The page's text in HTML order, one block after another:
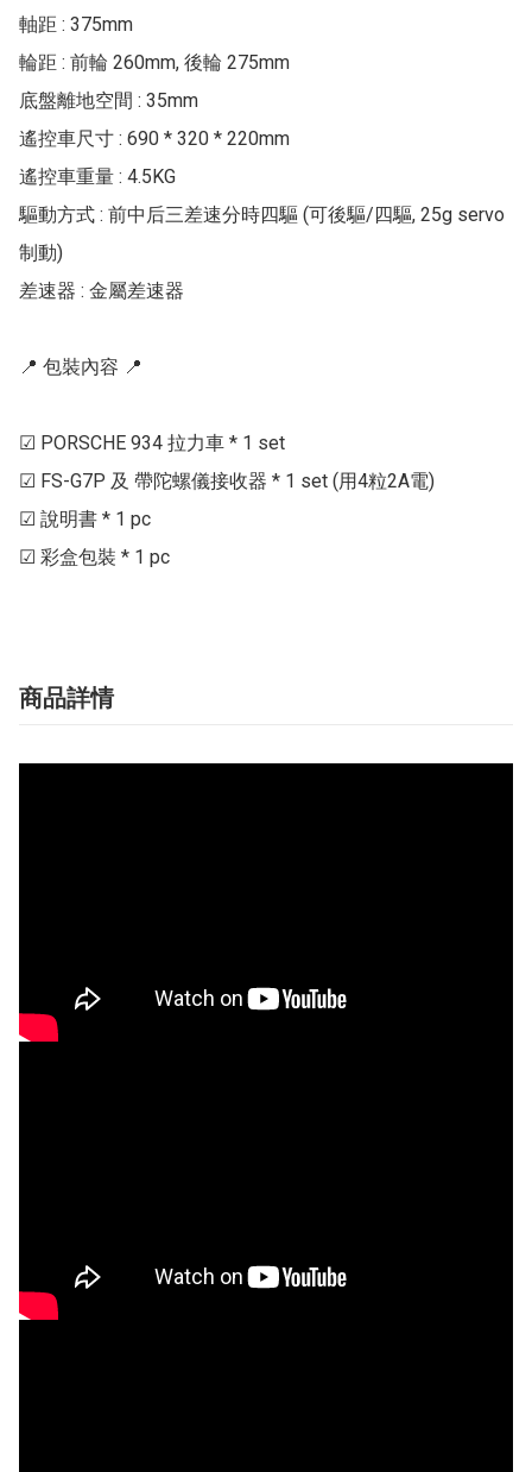
軸距 : 375mm
輪距 : 前輪 260mm, 後輪 275mm
底盤離地空間 : 35mm
遙控車尺寸 : 690 * 320 * 220mm
遙控車重量 : 4.5KG
驅動方式 : 前中后三差速分時四驅 (可後驅/四驅, 25g servo
制動)
差速器 : 金屬差速器
📍 包裝內容 📍
☑ PORSCHE 934 拉力車 * 1 set
☑ FS-G7P 及 帶陀螺儀接收器 * 1 set (用4粒2A電)
☑ 說明書 * 1 pc
☑ 彩盒包裝 * 1 pc
商品詳情